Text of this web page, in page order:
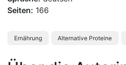
Seiten: 166
Ernährung Alternative Proteine